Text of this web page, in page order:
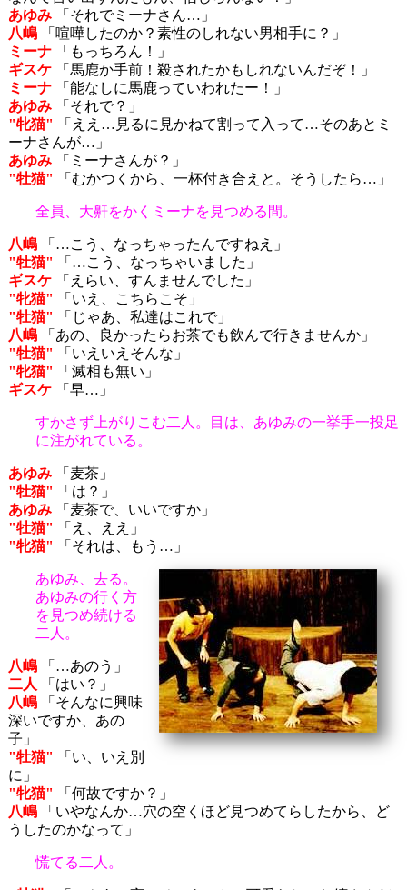
あゆみ「それでミーナさん…」
八嶋「喧嘩したのか？素性のしれない男相手に？」
ミーナ「もっちろん！」
ギスケ「馬鹿か手前！殺されたかもしれないんだぞ！」
ミーナ「能なしに馬鹿っていわれたー！」
あゆみ「それで？」
"牝猫"
「ええ…見るに見かねて割って入って…そのあとミ
ーナさんが…」
あゆみ「ミーナさんが？」
"牡猫"
「むかつくから、一杯付き合えと。そうしたら…」
全員、大鼾をかくミーナを見つめる間。
八嶋「…こう、なっちゃったんですねえ」
"牡猫"
「…こう、なっちゃいました」
ギスケ「えらい、すんませんでした」
"牝猫"
「いえ、こちらこそ」
"牡猫"
「じゃあ、私達はこれで」
八嶋「あの、良かったらお茶でも飲んで行きませんか」
"牡猫"
「いえいえそんな」
"牝猫"
「滅相も無い」
ギスケ「早…」
すかさず上がりこむ二人。目は、あゆみの一挙手一投足
に注がれている。
あゆみ「麦茶」
"牡猫"
「は？」
あゆみ「麦茶で、いいですか」
"牡猫"
「え、ええ」
"牝猫"
「それは、もう…」
あゆみ、去る。
あゆみの行く方
を見つめ続ける
二人。
八嶋「…あのう」
二人
「はい？」
八嶋「そんなに興味
深いですか、あの
子」
"牡猫"
「い、いえ別
に」
"牝猫"
「何故ですか？」
八嶋「いやなんか…穴の空くほど見つめてらしたから、ど
うしたのかなって」
慌てる二人。